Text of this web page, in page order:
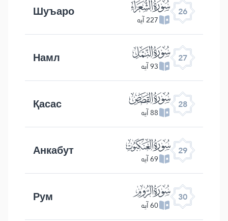
26 ﮦ
227 آیه Шуъаро
27 ﮧ
93 آیه Намл
28 ﮨ
88 آیه Қасас
29 ﮩ
69 آیه Анкабут
30 ﮪ
60 آیه Рум